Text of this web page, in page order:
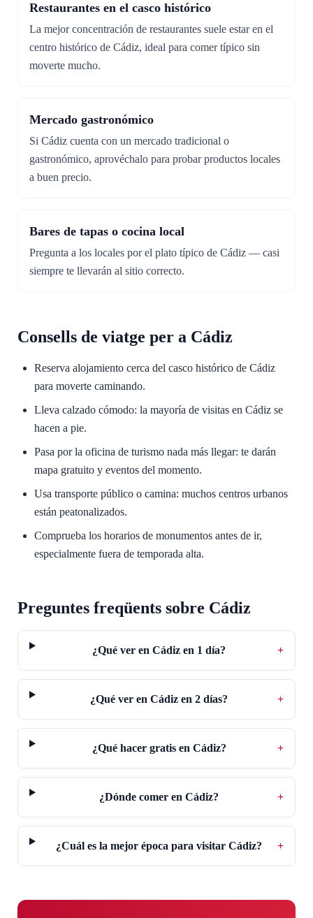
Restaurantes en el casco histórico
La mejor concentración de restaurantes suele estar en el
centro histórico de Cádiz, ideal para comer típico sin
moverte mucho.
Mercado gastronómico
Si Cádiz cuenta con un mercado tradicional o
gastronómico, aprovéchalo para probar productos locales
a buen precio.
Bares de tapas o cocina local
Pregunta a los locales por el plato típico de Cádiz — casi
siempre te llevarán al sitio correcto.
Consells de viatge per a Cádiz
Reserva alojamiento cerca del casco histórico de Cádiz
para moverte caminando.
Lleva calzado cómodo: la mayoría de visitas en Cádiz se
hacen a pie.
Pasa por la oficina de turismo nada más llegar: te darán
mapa gratuito y eventos del momento.
Usa transporte público o camina: muchos centros urbanos
están peatonalizados.
Comprueba los horarios de monumentos antes de ir,
especialmente fuera de temporada alta.
Preguntes freqüents sobre Cádiz
¿Qué ver en Cádiz en 1 día? +
¿Qué ver en Cádiz en 2 días? +
¿Qué hacer gratis en Cádiz? +
¿Dónde comer en Cádiz? +
¿Cuál es la mejor época para visitar Cádiz? +